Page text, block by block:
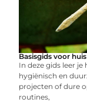
Basisgids voor
In deze gids leer je
hygiënisch en
projecten of dure
routines,